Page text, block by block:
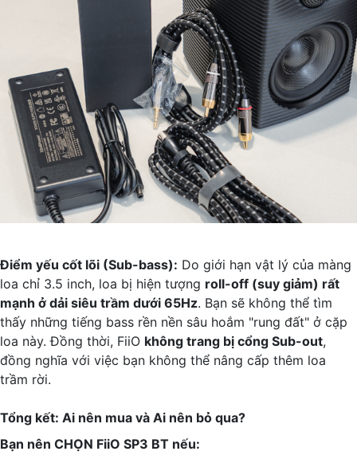
Điểm yếu cốt lõi (Sub-bass): Do giới hạn vật lý của màng
loa chỉ 3.5 inch, loa bị hiện tượng roll-off (suy giảm) rất
mạnh ở dải siêu trầm dưới 65Hz. Bạn sẽ không thể tìm
thấy những tiếng bass rền nền sâu hoắm "rung đất" ở cặp
loa này. Đồng thời, FiiO không trang bị cổng Sub-out,
đồng nghĩa với việc bạn không thể nâng cấp thêm loa
trầm rời.
Tổng kết: Ai nên mua và Ai nên bỏ qua?
Bạn nên CHỌN FiiO SP3 BT nếu: